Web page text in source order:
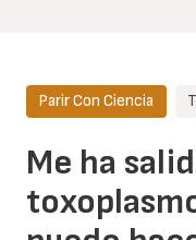
Me ha
Parir Con Ciencia